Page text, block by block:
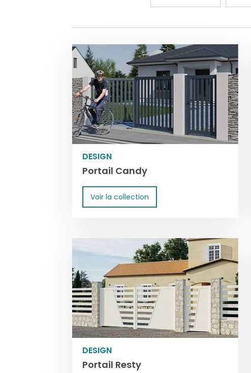
DESIGN
Portail Candy
Voir la collection
DESIGN
Portail Resty